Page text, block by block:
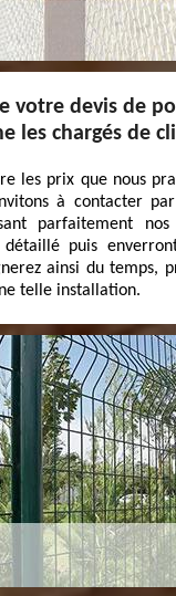
votre devis de
les chargés de
les prix que nous
à contacter
parfaitement
détaillé puis
ainsi du temps,
telle installation.